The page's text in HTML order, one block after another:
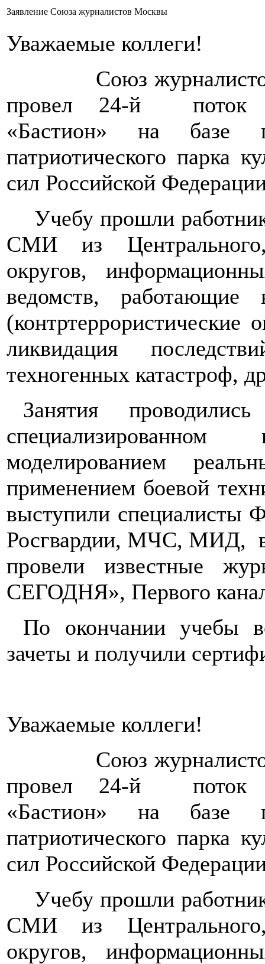
Заявление Союза журналистов Москвы
Уважаемые коллеги!
Союз
провел 24-й
поток
«Бастион» на базе
патриотического парка
сил Российской
Учебу прошли
СМИ из
округов,
ведомств,
(контртеррористические
ликвидация
техногенных катастроф,
Занятия
моделированием
применением боевой
выступили
Росгвардии, МЧС, МИД,
провели известные
СЕГОДНЯ», Первого
По окончании учебы
зачеты и получили
Уважаемые коллеги!
Союз
провел 24-й
поток
«Бастион» на базе
патриотического парка
сил Российской
Учебу прошли
СМИ из
округов,